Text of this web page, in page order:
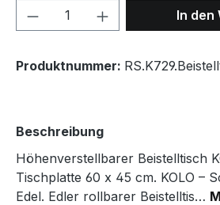
Produkt Anzahl: GibIn den
Produktnummer:
Beschreibung
Höhenverstellbarer Beistelltisch
Tischplatte 60 x 45 cm. KOLO –
Edel. Edler rollbarer Beistelltis…